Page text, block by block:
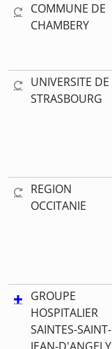
COMMUNE DE
CHAMBERY
UNIVERSITE DE
STRASBOURG
REGION
OCCITANIE
GROUPE
HOSPITALIER
SAINTES-SAINT-